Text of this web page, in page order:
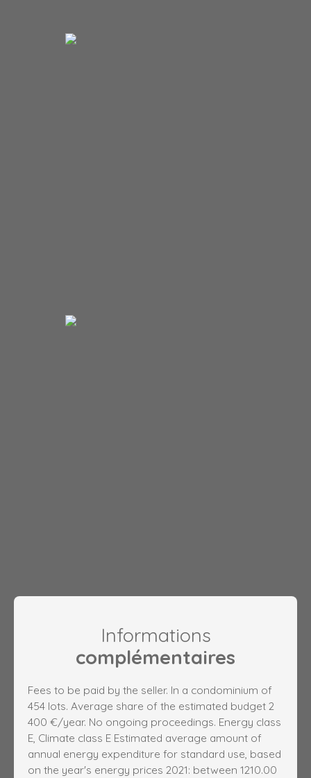
Informations
complémentaires
Fees to be paid by the seller. In a condominium of
454 lots. Average share of the estimated budget 2
400 €/year. No ongoing proceedings. Energy class
E, Climate class E Estimated average amount of
annual energy expenditure for standard use, based
on the year's energy prices 2021: between 1210.00